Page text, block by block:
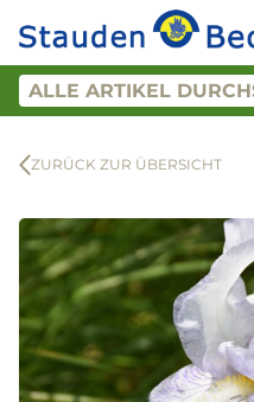
ZURÜCK ZUR ÜBERSICHT